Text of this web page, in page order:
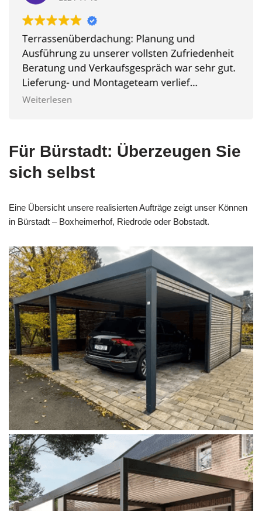
Für Bürstadt: Überzeugen Sie
sich selbst
Eine Übersicht unsere realisierten Aufträge zeigt unser Können
in Bürstadt – Boxheimerhof, Riedrode oder Bobstadt.